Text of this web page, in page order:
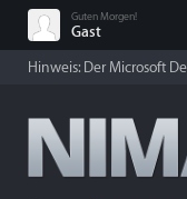
Guten Morgen!
Gast
Hinweis: Der Microsoft